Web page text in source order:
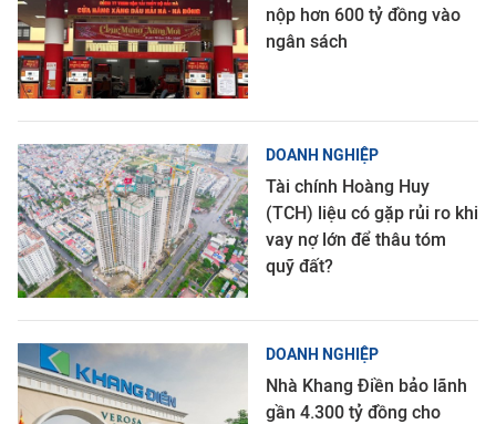
nộp hơn 600 tỷ đồng vào
ngân sách
DOANH NGHIỆP
Tài chính Hoàng Huy
(TCH) liệu có gặp rủi ro khi
vay nợ lớn để thâu tóm
quỹ đất?
DOANH NGHIỆP
Nhà Khang Điền bảo lãnh
gần 4.300 tỷ đồng cho